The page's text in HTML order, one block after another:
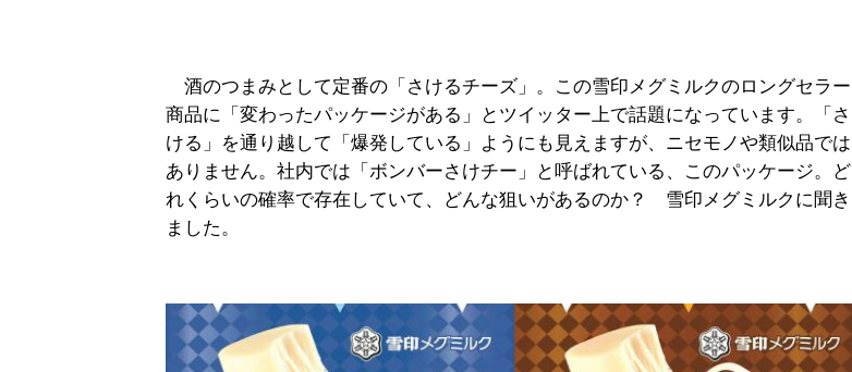
酒のつまみとして定番の「さけるチーズ」。この雪印メグミルクのロングセラー
商品に「変わったパッケージがある」とツイッター上で話題になっています。「さ
ける」を通り越して「爆発している」ようにも見えますが、ニセモノや類似品では
ありません。社内では「ボンバーさけチー」と呼ばれている、このパッケージ。ど
れくらいの確率で存在していて、どんな狙いがあるのか？ 雪印メグミルクに聞き
ました。